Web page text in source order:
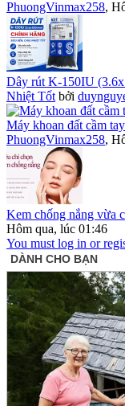
PhuongVinmax258,
Dây rút K-150IU
Nhiệt Tốt bởi
Máy khoan đất cầm
PhuongVinmax258,
Kem chống nắng vừa
Hôm qua, lúc 01:46
You must log in or